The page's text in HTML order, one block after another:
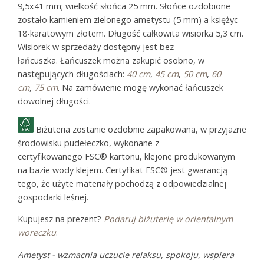
9,5x41 mm; wielkość słońca 25 mm. Słońce ozdobione
zostało kamieniem zielonego ametystu (5 mm) a księżyc
18-karatowym złotem. Długość całkowita wisiorka 5,3 cm.
Wisiorek w sprzedaży dostępny jest bez
łańcuszka. Łańcuszek można zakupić osobno, w
następujących długościach: 40 cm, 45 cm, 50 cm, 60
cm, 75 cm. Na zamówienie mogę wykonać łańcuszek
dowolnej długości.
Biżuteria zostanie ozdobnie zapakowana, w przyjazne
środowisku pudełeczko, wykonane z
certyfikowanego FSC® kartonu, klejone produkowanym
na bazie wody klejem. Certyfikat FSC® jest gwarancją
tego, że użyte materiały pochodzą z odpowiedzialnej
gospodarki leśnej.
Kupujesz na prezent? Podaruj biżuterię w orientalnym
woreczku.
Ametyst - wzmacnia uczucie relaksu, spokoju, wspiera